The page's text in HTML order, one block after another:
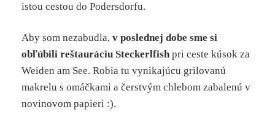
istou cestou do Podersdorfu.
Aby som nezabudla,v poslednej dobe sme si
obľúbili reštauráciu Steckerlfishpri ceste kúsok za
Weiden am See. Robia tu vynikajúcu grilovanú
makrelu s omáčkami a čerstvým chlebom zabalenú v
novinovom papieri :).